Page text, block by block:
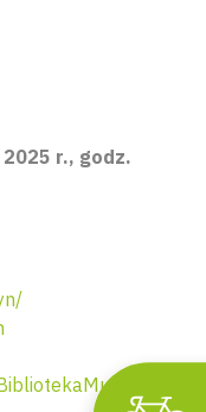
r., godz.